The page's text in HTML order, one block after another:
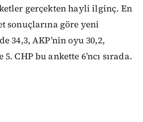
gerçekten hayli ilginç. En
sonuçlarına göre yeni
34,3, AKP’nin oyu 30,2,
5. CHP bu ankette 6’ncı sırada.